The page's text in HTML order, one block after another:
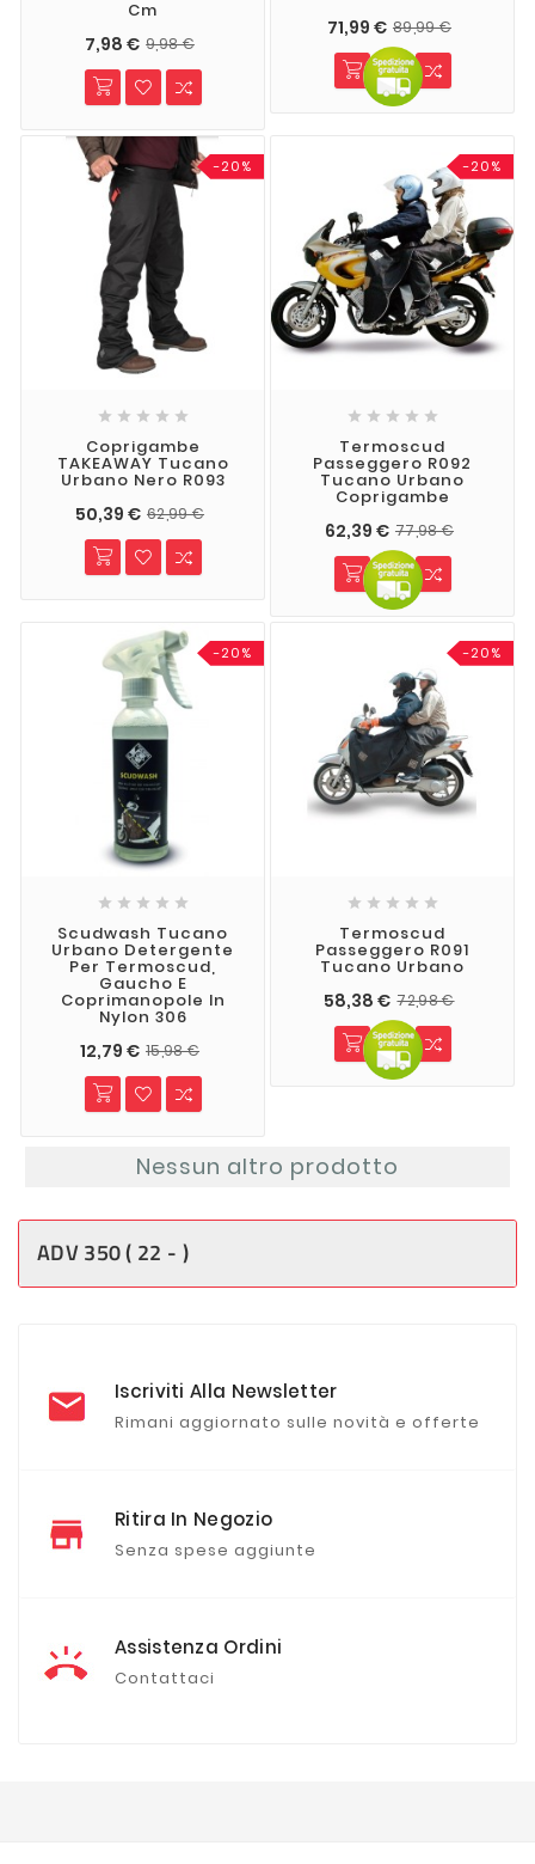
Cm
7,98 € 9,98 €
71,99 € 89,99 €
-20%
    
Coprigambe
TAKEAWAY Tucano
Urbano Nero R093
50,39 € 62,99 €
-20%
    
Termoscud
Passeggero R092
Tucano Urbano
Coprigambe
62,39 € 77,98 €
-20%
    
Scudwash Tucano
Urbano Detergente
Per Termoscud,
Gaucho E
Coprimanopole In
Nylon 306
12,79 € 15,98 €
-20%
    
Termoscud
Passeggero R091
Tucano Urbano
58,38 € 72,98 €
Nessun altro prodotto
ADV 350 ( 22 - )
Iscriviti Alla Newsletter
Rimani aggiornato sulle novità e offerte
Ritira In Negozio
Senza spese aggiunte
Assistenza Ordini
Contattaci